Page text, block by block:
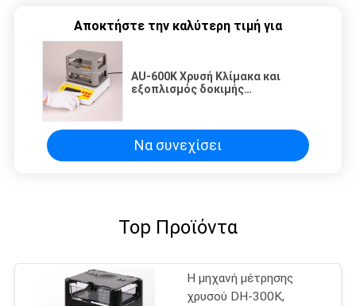
Αποκτήστε την καλύτερη τιμή για
AU-600K Χρυσή Κλίμακα και
εξοπλισμός δοκιμής
νερού για χρυσό
Να συνεχίσει
Top Προϊόντα
Η μηχανή μέτρησης
χρυσού DH-300K,